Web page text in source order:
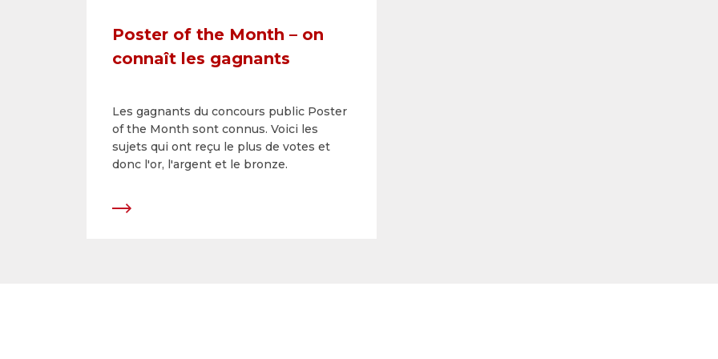
Poster of the Month – on
connaît les gagnants
Les gagnants du concours public Poster
of the Month sont connus. Voici les
sujets qui ont reçu le plus de votes et
donc l'or, l'argent et le bronze.